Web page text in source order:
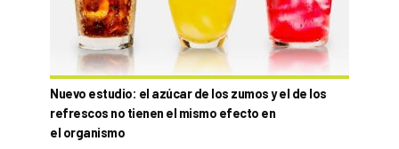
Nuevo estudio: el azúcar de los zumos y el de los
refrescos no tienen el mismo efecto en
el organismo